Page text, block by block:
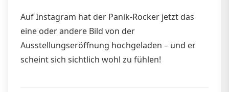
Auf Instagram hat der Panik-Rocker jetzt das
eine oder andere Bild von der
Ausstellungseröffnung hochgeladen – und er
scheint sich sichtlich wohl zu fühlen!